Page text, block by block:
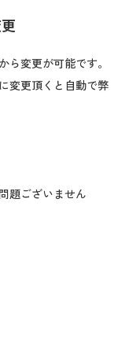
ら変更が可能です。
変更頂くと自動で弊
題ございません